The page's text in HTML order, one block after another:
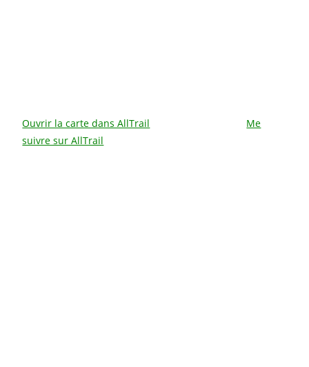
Ouvrir la carte dans AllTrail
Me
suivre sur AllTrail